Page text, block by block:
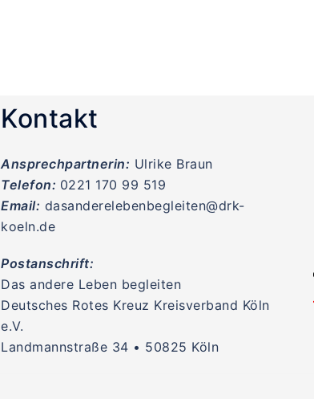
Kontakt
Ansprechpartnerin: Ulrike Braun
Telefon: 0221 170 99 519
Email: dasanderelebenbegleiten@drk-
koeln.de
Postanschrift:
Das andere Leben begleiten
Deutsches Rotes Kreuz Kreisverband Köln
e.V.
Landmannstraße 34 • 50825 Köln